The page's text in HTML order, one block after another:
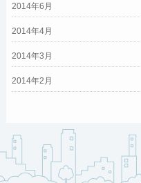
2014年6月
2014年4月
2014年3月
2014年2月